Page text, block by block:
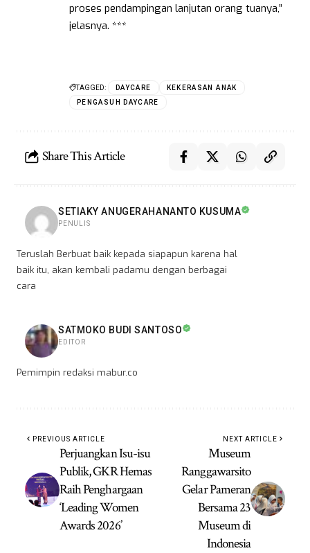
proses pendampingan lanjutan orang tuanya,”
jelasnya. ***
TAGGED: DAYCARE
KEKERASAN ANAK
PENGASUH DAYCARE
Share This Article
SETIAKY ANUGERAHANANTO KUSUMA
PENULIS
Teruslah Berbuat baik kepada siapapun karena hal
baik itu, akan kembali padamu dengan berbagai
cara
SATMOKO BUDI SANTOSO
EDITOR
Pemimpin redaksi mabur.co
PREVIOUS ARTICLE
Perjuangkan Isu-isu
Publik, GKR Hemas
Raih Penghargaan
‘Leading Women
Awards 2026’
NEXT ARTICLE
Museum
Ranggawarsito
Gelar Pameran
Bersama 23
Museum di
Indonesia